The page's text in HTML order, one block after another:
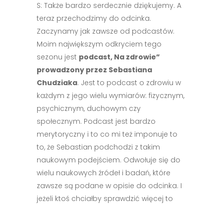
S: Także bardzo serdecznie dziękujemy. A
teraz przechodzimy do odcinka.
Zaczynamy jak zawsze od podcastów.
Moim największym odkryciem tego
sezonu jest podcast, Na zdrowie”
prowadzony przez Sebastiana
Chudziaka. Jest to podcast o zdrowiu w
każdym z jego wielu wymiarów: fizycznym,
psychicznym, duchowym czy
społecznym. Podcast jest bardzo
merytoryczny i to co mi też imponuje to
to, że Sebastian podchodzi z takim
naukowym podejściem. Odwołuje się do
wielu naukowych źródeł i badań, które
zawsze są podane w opisie do odcinka. I
jeżeli ktoś chciałby sprawdzić więcej to